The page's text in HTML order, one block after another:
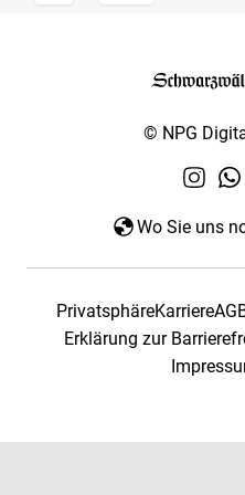
© NPG
Wo Sie uns
PrivatsphäreKarriere
Erklärung zur